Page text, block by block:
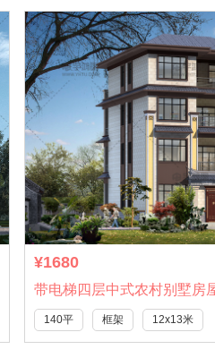
¥1680
带电梯四层中式农村别墅房
140平 框架 12x13米